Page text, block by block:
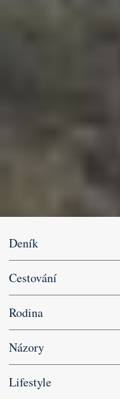
Deník
Cestování
Rodina
Názory
Lifestyle